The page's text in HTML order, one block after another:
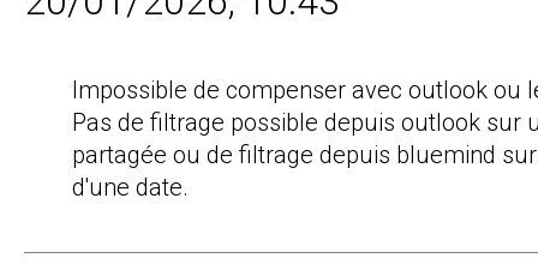
Impossible de compenser avec outlook ou
Pas de filtrage possible depuis outlook sur
partagée ou de filtrage depuis bluemind
d'une date.